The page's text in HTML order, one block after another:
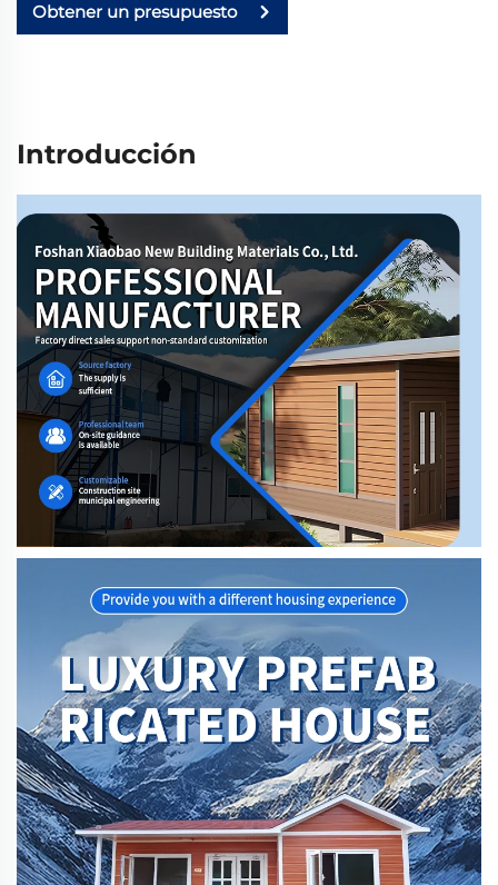
Obtener un presupuesto
Introducción